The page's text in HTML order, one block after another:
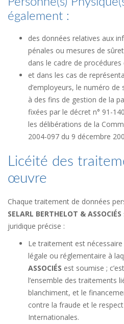
également :
des données relatives aux
pénales ou mesures de
dans le cadre de
et dans les cas de
d’employeurs, le numéro
à des fins de gestion de la
fixées par le décret n° 91-
les délibérations de la
2004-097 du 9 décembre
Licéité des
œuvre
Chaque traitement de données
SELARL BERTHELOT & ASSOCIÉS
juridique précise :
Le traitement est
légale ou réglementaire à
ASSOCIÉS est soumise ;
l’ensemble des traitements
blanchiment, et le
contre la fraude et le
Internationales.